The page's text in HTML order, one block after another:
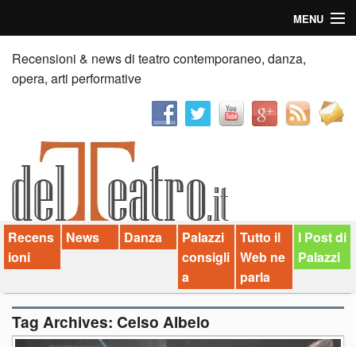
MENU
Home
Recensioni
News
Palazzi consiglia
Video
Chi siamo
Contatti
Recensioni & news di teatro contemporaneo, danza,
opera, arti performative
Recens
ioni
News Danza
Palazzi
consigli
a
Tutto il
Web ne
parla
I Post di
Palazzi
Tag Archives: Celso Albelo